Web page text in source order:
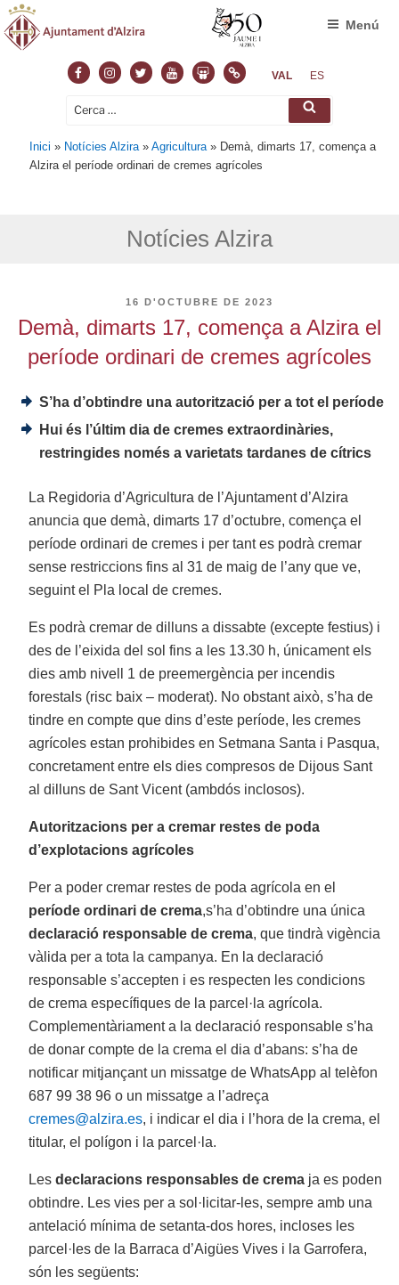
FacebookInstagram
TwitterYoutubeSlideshare
NormasVAL ES
Cerca: Cerca
Menú
Inici » Notícies Alzira »Agricultura » Demà, dimarts 17, comença a
Alzira el període ordinari de cremes agrícoles
Notícies Alzira
PUBLICAT
16 D'OCTUBRE DE 2023
Demà, dimarts 17, comença a Alzira el
període ordinari de cremes agrícoles
S’ha d’obtindre una autorització per a tot el període
Hui és l’últim dia de cremes extraordinàries,
restringides només a varietats tardanes de cítrics
La Regidoria d’Agricultura de l’Ajuntament d’Alzira
anuncia que demà, dimarts 17 d’octubre, comença el
període ordinari de cremes i per tant es podrà cremar
sense restriccions fins al 31 de maig de l’any que ve,
seguint el Pla local de cremes.
Es podrà cremar de dilluns a dissabte (excepte festius) i
des de l’eixida del sol fins a les 13.30 h, únicament els
dies amb nivell 1 de preemergència per incendis
forestals (risc baix – moderat). No obstant això, s’ha de
tindre en compte que dins d’este període, les cremes
agrícoles estan prohibides en Setmana Santa i Pasqua,
concretament entre els dies compresos de Dijous Sant
al dilluns de Sant Vicent (ambdós inclosos).
Autoritzacions per a cremar restes de poda
d’explotacions agrícoles
Per a poder cremar restes de poda agrícola en el
període ordinari de crema,s’ha d’obtindre una única
declaració responsable de crema, que tindrà vigència
vàlida per a tota la campanya. En la declaració
responsable s’accepten i es respecten les condicions
de crema específiques de la parcel·la agrícola.
Complementàriament a la declaració responsable s’ha
de donar compte de la crema el dia d’abans: s’ha de
notificar mitjançant un missatge de WhatsApp al telèfon
687 99 38 96 o un missatge a l’adreça
cremes@alzira.es, i indicar el dia i l’hora de la crema, el
titular, el polígon i la parcel·la.
Lesdeclaracions responsables de crema ja es poden
obtindre. Les vies per a sol·licitar-les, sempre amb una
antelació mínima de setanta-dos hores, incloses les
parcel·les de la Barraca d’Aigües Vives i la Garrofera,
són les següents: